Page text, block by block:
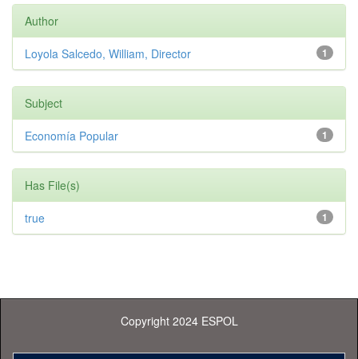
Author
1
Loyola Salcedo, William, Director
Subject
1
Economía Popular
Has File(s)
1
true
Copyright 2024 ESPOL